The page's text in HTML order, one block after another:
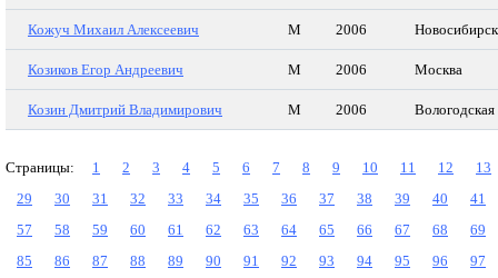
Кожуч Михаил Алексеевич М 2006
Козиков Егор Андреевич М 2006 Москва
Козин Дмитрий Владимирович М 2006 Вологодская
Страницы: 1 2 3 4 5 6 7 8 9 10 11 12
13
29
30 31 32 33 34 35 36 37 38 39 40
41
57
58 59 60 61 62 63 64 65 66 67 68
69
85
86 87 88 89 90 91 92 93 94 95 96
97